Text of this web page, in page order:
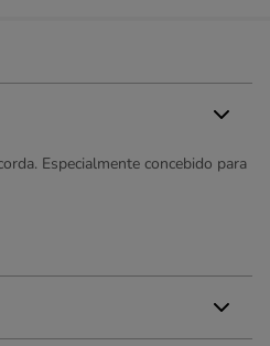
Especialmente concebido para